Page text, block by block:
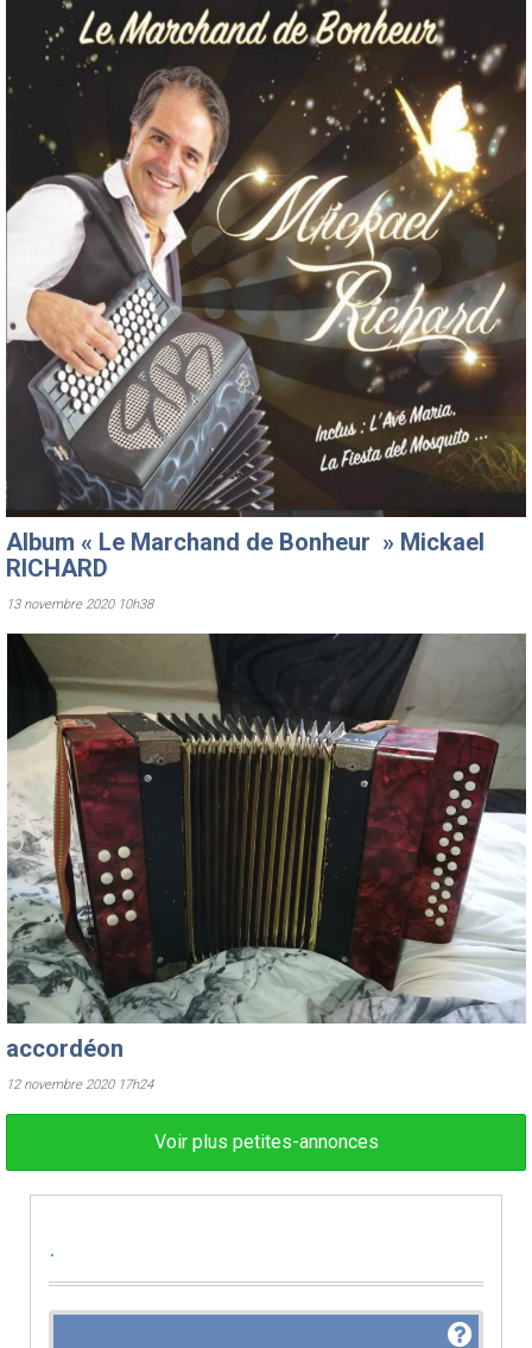
Album « Le Marchand de Bonheur » Mickael
RICHARD
13 novembre 2020 10h38
accordéon
12 novembre 2020 17h24
Voir plus petites-annonces
.